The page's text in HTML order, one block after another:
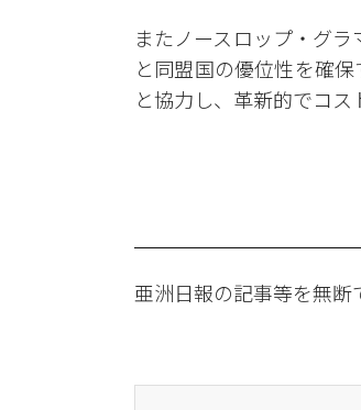
またノースロップ・グ
と同盟国の優位性を確
と協力し、革新的でコ
亜洲日報の記事等を無断